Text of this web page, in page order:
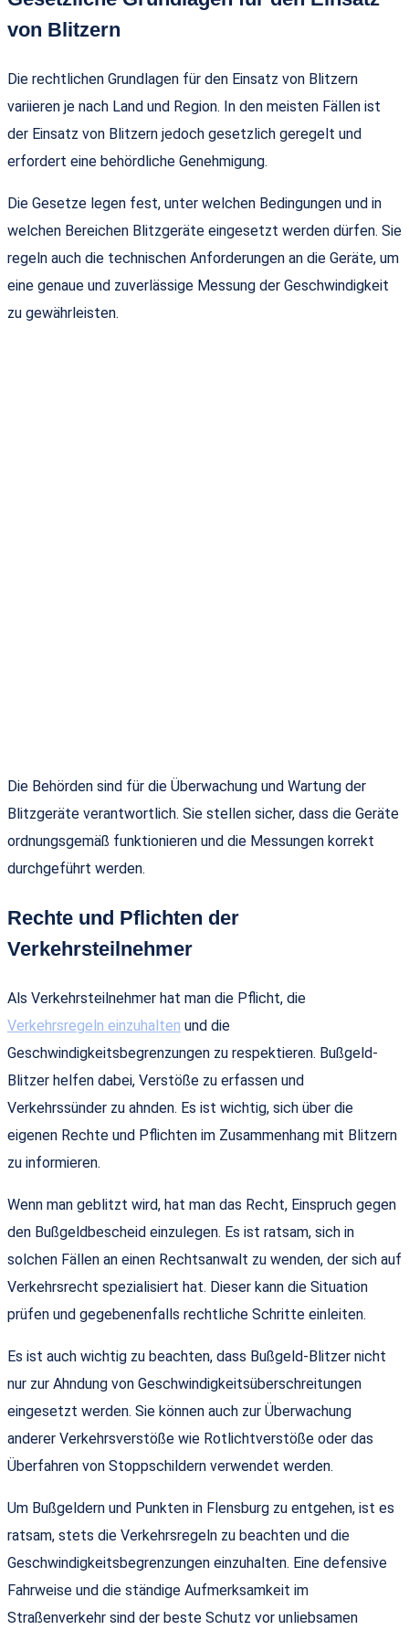
von Blitzern
Die rechtlichen Grundlagen für den Einsatz von Blitzern
variieren je nach Land und Region. In den meisten Fällen ist
der Einsatz von Blitzern jedoch gesetzlich geregelt und
erfordert eine behördliche Genehmigung.
Die Gesetze legen fest, unter welchen Bedingungen und in
welchen Bereichen Blitzgeräte eingesetzt werden dürfen. Sie
regeln auch die technischen Anforderungen an die Geräte, um
eine genaue und zuverlässige Messung der Geschwindigkeit
zu gewährleisten.
Die Behörden sind für die Überwachung und Wartung der
Blitzgeräte verantwortlich. Sie stellen sicher, dass die Geräte
ordnungsgemäß funktionieren und die Messungen korrekt
durchgeführt werden.
Rechte und Pflichten der
Verkehrsteilnehmer
Als Verkehrsteilnehmer hat man die Pflicht, die
Verkehrsregeln einzuhalten und die
Geschwindigkeitsbegrenzungen zu respektieren. Bußgeld-
Blitzer helfen dabei, Verstöße zu erfassen und
Verkehrssünder zu ahnden. Es ist wichtig, sich über die
eigenen Rechte und Pflichten im Zusammenhang mit Blitzern
zu informieren.
Wenn man geblitzt wird, hat man das Recht, Einspruch gegen
den Bußgeldbescheid einzulegen. Es ist ratsam, sich in
solchen Fällen an einen Rechtsanwalt zu wenden, der sich auf
Verkehrsrecht spezialisiert hat. Dieser kann die Situation
prüfen und gegebenenfalls rechtliche Schritte einleiten.
Es ist auch wichtig zu beachten, dass Bußgeld-Blitzer nicht
nur zur Ahndung von Geschwindigkeitsüberschreitungen
eingesetzt werden. Sie können auch zur Überwachung
anderer Verkehrsverstöße wie Rotlichtverstöße oder das
Überfahren von Stoppschildern verwendet werden.
Um Bußgeldern und Punkten in Flensburg zu entgehen, ist es
ratsam, stets die Verkehrsregeln zu beachten und die
Geschwindigkeitsbegrenzungen einzuhalten. Eine defensive
Fahrweise und die ständige Aufmerksamkeit im
Straßenverkehr sind der beste Schutz vor unliebsamen